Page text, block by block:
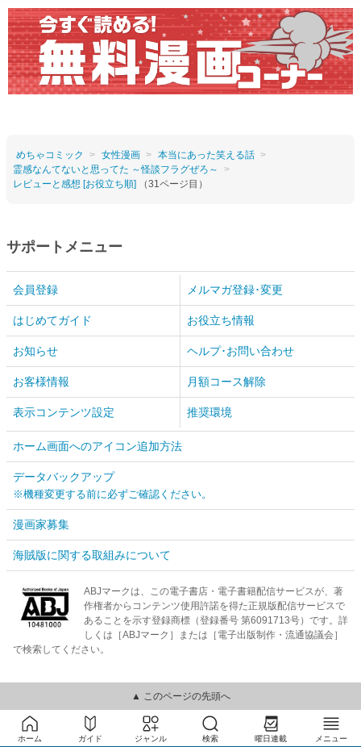
めちゃコミック 女性漫画
本当にあった笑える話
霊感なんてないと思ってた ～怪談フラグぜろ～
レビューと感想 [お役立ち順] （31ページ目）
サポートメニュー
会員登録 メルマガ登録･変更
はじめてガイド お役立ち情報
お知らせ ヘルプ･お問い合わせ
お客様情報 月額コース解除
表示コンテンツ設定 推奨環境
ホーム画面へのアイコン追加方法
データバックアップ
※機種変更する前に必ずご確認ください。
漫画家募集
海賊版に関する取組みについて
ABJマークは、この電子書店・電子書籍配信サービスが、著
作権者からコンテンツ使用許諾を得た正規版配信サービスで
あることを示す登録商標（登録番号 第6091713号）です。詳
しくは［ABJマーク］または［電子出版制作・流通協議会］
で検索してください。
▲ このページの先頭へ
ホーム ガイド ジャンル 検索 曜日連載 メニュー